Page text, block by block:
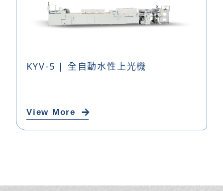
KYV-5 | 全自動水性上光機
View More